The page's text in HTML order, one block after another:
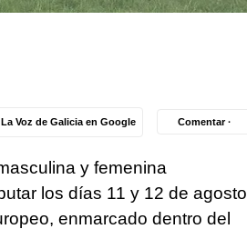
Voz de Galicia en Google Comentar ·
y femenina
los días 11 y 12 de agosto
enmarcado dentro del